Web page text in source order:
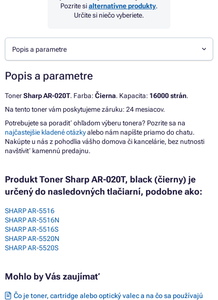
Pozrite sialternatívne produkty.
Určite si niečo vyberiete.
Popis a parametre
Popis a parametre
TonerSharp AR-020T. Farba: Čierna. Kapacita: 16000 strán.
Na tento toner vám poskytujeme záruku: 24 mesiacov.
Potrebujete sa poradiť ohľadom výberu tonera? Pozrite sa na
najčastejšie kladené otázkyalebo nám napíšte priamo do chatu.
Nakúpte u nás z pohodlia vášho domova či kancelárie, bez nutnosti
navštíviť kamennú predajnu.
Produkt Toner Sharp AR-020T, black (čierny) je
určený do nasledovných tlačiarní, podobne ako:
SHARP AR-5516
SHARP AR-5516N
SHARP AR-5516S
SHARP AR-5520N
SHARP AR-5520S
Mohlo by Vás zaujímať
Čo je toner, cartridge alebo optický valec a na čo sa používajú